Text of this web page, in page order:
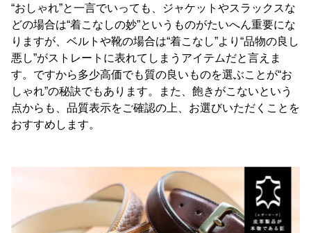
“おしゃれ”と一言でいっても、ジャケットやスラックスな
どの場合は“着こなしの妙”というものがたいへん重要にな
りますが、ベルトや靴の場合は“着こなし”より“品物の良し
悪し”がストレートに表れてしまうアイテムだと言えま
す。ですから多少高価でも質の良いものを選ぶことが“お
しゃれ”の秘訣でもあります。また、飽きがこないという
点からも、品質表示をご確認の上、お選びいただくことを
おすすめします。